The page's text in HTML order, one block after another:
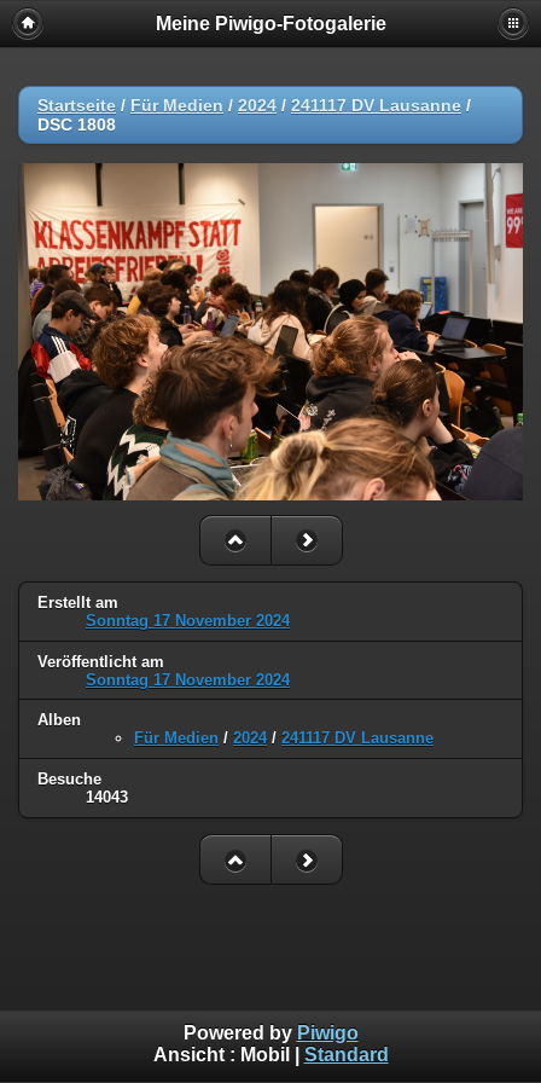
Meine Piwigo-Fotogalerie
Startseite / Für Medien / 2024 / 241117 DV Lausanne /
DSC 1808
Erstellt am
Sonntag 17 November 2024
Veröffentlicht am
Sonntag 17 November 2024
Alben
Für Medien / 2024/ 241117 DV Lausanne
Besuche
14043
Powered by Piwigo
Ansicht : Mobil Standard